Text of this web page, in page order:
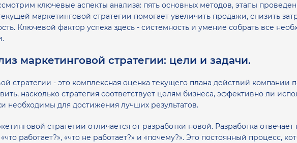
ключевые аспекты анализа: пять основных методов, этапы
маркетинговой стратегии помогает увеличить продажи, снизить
Ключевой фактор успеха здесь - системность и умение собрать все
маркетинговой стратегии: цели и задачи.
стратегии - это комплексная оценка текущего плана действий
насколько стратегия соответствует целям бизнеса, эффективно ли
необходимы для достижения лучших результатов.
стратегии отличается от разработки новой. Разработка отвечает
работает?», «что не работает?» и «почему?». Это постоянный процесс,